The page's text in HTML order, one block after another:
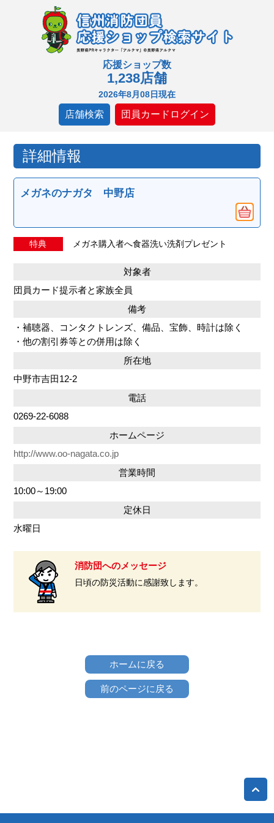
応援ショップ数
1,238店舗
2026年8月08日現在
店舗検索 団員カードログイン
詳細情報
メガネのナガタ 中野店
特典 メガネ購入者へ食器洗い洗剤プレゼント
対象者
団員カード提示者と家族全員
備考
・補聴器、コンタクトレンズ、備品、宝飾、時計は除く
・他の割引券等との併用は除く
所在地
中野市吉田12-2
電話
0269-22-6088
ホームページ
http://www.oo-nagata.co.jp
営業時間
10:00～19:00
定休日
水曜日
消防団へのメッセージ
日頃の防災活動に感謝致します。
ホームに戻る
前のページに戻る